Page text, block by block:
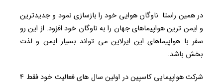
در همین راستا ناوگان هوایی خود را بازسازی نمود و جدیدترین
و ایمن ترین هواپیماهای جهان را به ناوگان خود افزود. از این رو
سفر با هواپیماهای این ایرلاین می تواند بسیار ایمن و لذت
بخش باشد.
شرکت هواپیمایی کاسپین در اولین سال های فعالیت خود فقط ۴